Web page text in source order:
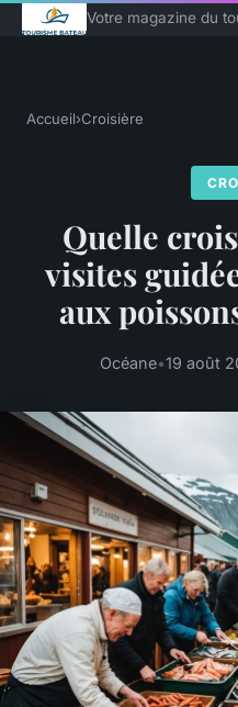
Votre magazine du
Accueil›Croisière
Quelle
visites
aux
Océane•19 août